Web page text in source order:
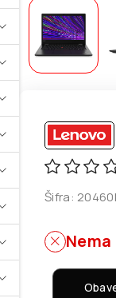
Šifra: 20460